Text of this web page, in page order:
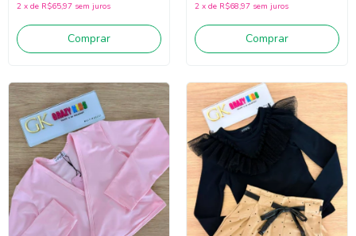
2 x de R$65,97 sem juros
Comprar
2 x de R$68,97 sem juros
Comprar